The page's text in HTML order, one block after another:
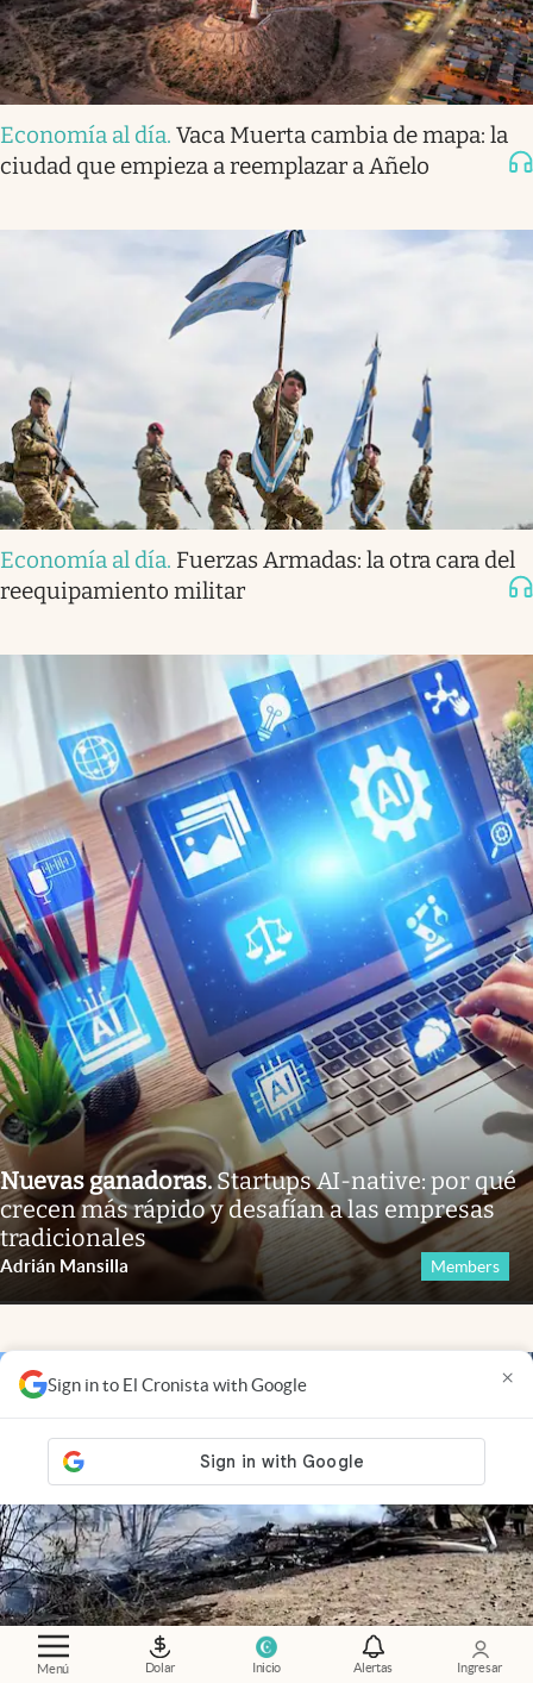
Menú Dolar Inicio Alertas Ingresar
Sign in to El Cronista with Google ×
Economía al día. Vaca Muerta cambia de mapa: la
ciudad que empieza a reemplazar a Añelo
Economía al día. Fuerzas Armadas: la otra cara del
reequipamiento militar
Nuevas ganadoras.Startups AI-native: por qué
crecen más rápido y desafían a las empresas
tradicionales
Adrián Mansilla Members